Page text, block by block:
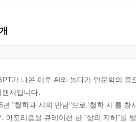
가 나온 이후 AI와 놀다가 인문학의
랜서입니다.
년 "철학과 시의 만남"으로 '철학 시'를
, 아포리즘을 큐레이션 한 "삶의 지혜"를